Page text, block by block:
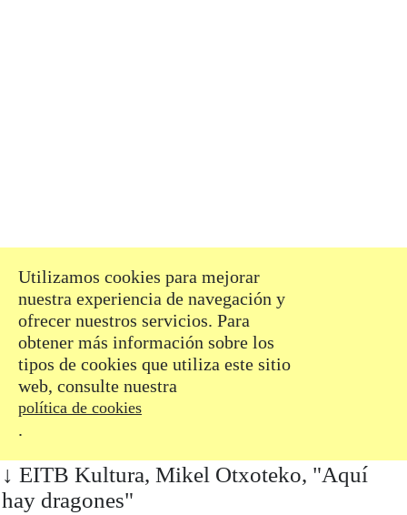
–ES–EU–EN
estancias de investigación en
Bakersfield. Su película
Invierno(2019) se proyectó en
festivales como Cinespaña y
Zinebi.
Próximamente presentará una
exposición individual en
MUNTREF, Centro de Arte
Contemporáneo y Museo de la
Inmigración de Buenos Aires
dentro del programa
EAZ/EZE.
EITB Kultura, Mikel Otxoteko, "Aquí
hay dragones"
Utilizamos cookies para mejorar
nuestra experiencia de navegación y
ofrecer nuestros servicios. Para
obtener más información sobre los
tipos de cookies que utiliza este sitio
web, consulte nuestra
política de cookies
.
Acepto
Gestionar cookies